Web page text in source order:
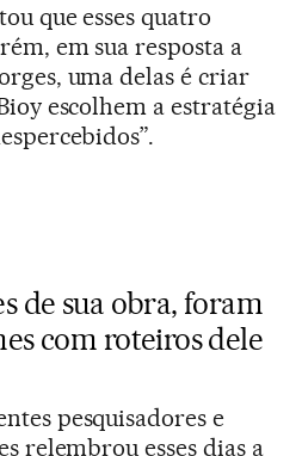
que esses quatro
em sua resposta a
uma delas é criar
escolhem a estratégia
de sua obra, foram
com roteiros dele
pesquisadores e
relembrou esses dias a